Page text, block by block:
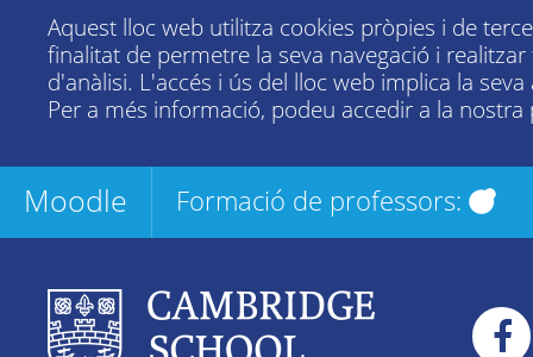
Aquest lloc web utilitza cookies pròpies i de
finalitat de permetre la seva navegació i realitzar
d'anàlisi. L'accés i ús del lloc web implica la seva
Per a més informació, podeu accedir a la nostra
Moodle Formació de professors: